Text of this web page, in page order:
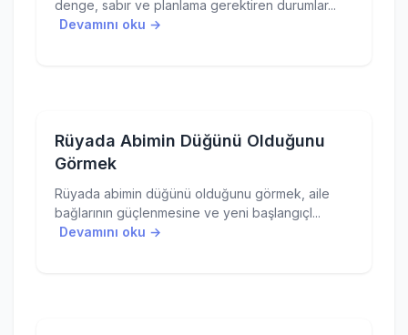
denge, sabır ve planlama gerektiren durumlar...
Devamını oku →
Rüyada Abimin Düğünü Olduğunu
Görmek
Rüyada abimin düğünü olduğunu görmek, aile
bağlarının güçlenmesine ve yeni başlangıçl...
Devamını oku →